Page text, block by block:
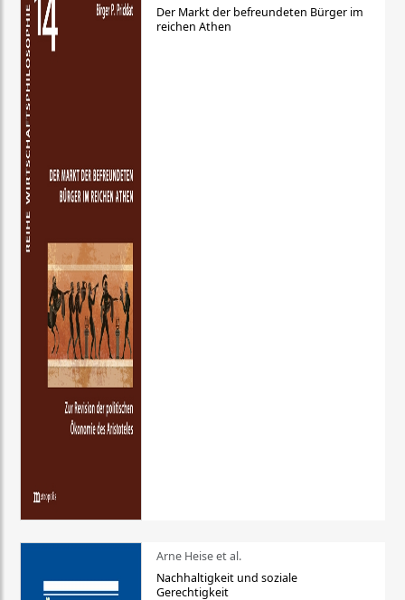
Der Markt der befreundeten Bürger im
reichen Athen
Arne Heise et al.
Nachhaltigkeit und soziale
Gerechtigkeit